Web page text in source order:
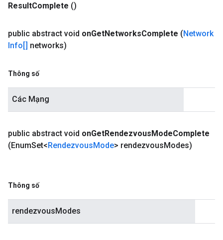
ResultComplete ()
public abstract void onGetNetworksComplete (Network
Info[] networks)
Thông số
Các Mạng
public abstract void onGetRendezvousModeComplete
(EnumSet<RendezvousMode> rendezvousModes)
Thông số
rendezvousModes